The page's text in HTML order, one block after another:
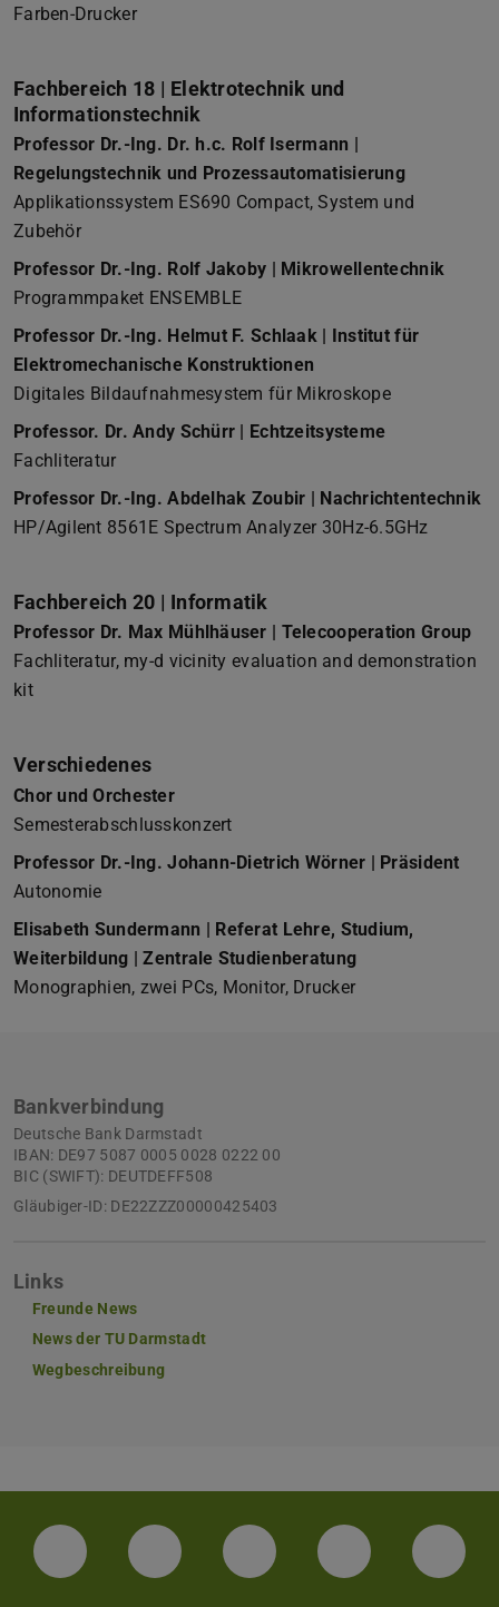
Farben-Drucker
Fachbereich 18 | Elektrotechnik und
Informationstechnik
Professor Dr.-Ing. Dr. h.c. Rolf Isermann |
Regelungstechnik und Prozessautomatisierung
Applikationssystem ES690 Compact, System und
Zubehör
Professor Dr.-Ing. Rolf Jakoby | Mikrowellentechnik
Programmpaket ENSEMBLE
Professor Dr.-Ing. Helmut F. Schlaak | Institut für
Elektromechanische Konstruktionen
Digitales Bildaufnahmesystem für Mikroskope
Professor. Dr. Andy Schürr | Echtzeitsysteme
Fachliteratur
Professor Dr.-Ing. Abdelhak Zoubir | Nachrichtentechnik
HP/Agilent 8561E Spectrum Analyzer 30Hz-6.5GHz
Fachbereich 20 | Informatik
Professor Dr. Max Mühlhäuser | Telecooperation Group
Fachliteratur, my-d vicinity evaluation and demonstration
kit
Verschiedenes
Chor und Orchester
Semesterabschlusskonzert
Professor Dr.-Ing. Johann-Dietrich Wörner | Präsident
Autonomie
Elisabeth Sundermann | Referat Lehre, Studium,
Weiterbildung | Zentrale Studienberatung
Monographien, zwei PCs, Monitor, Drucker
Bankverbindung
Deutsche Bank Darmstadt
IBAN: DE97 5087 0005 0028 0222 00
BIC (SWIFT): DEUTDEFF508
Gläubiger-ID: DE22ZZZ00000425403
Links
Freunde News
News der TU Darmstadt
Wegbeschreibung
LinkedIn-Seite der TU Darmstadt
Instagram-Kanal der TU
Bluesky-Kanal der TU
Facebook-